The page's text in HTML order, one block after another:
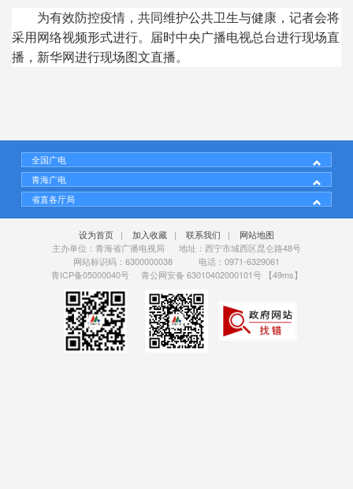
为有效防控疫情，共同维护公共卫生与健康，记者会将
采用网络视频形式进行。届时中央广播电视总台进行现场直
播，新华网进行现场图文直播。
全国广电
青海广电
省直各厅局
设为首页 | 加入收藏 | 联系我们 | 网站地图
主办单位：青海省广播电视局 地址：西宁市城西区昆仑路48号
网站标识码：6300000038 电话：0971-6329061
青ICP备05000040号
青公网安备 63010402000101号【49ms】